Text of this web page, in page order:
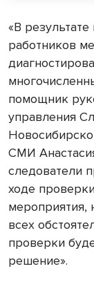
«В
работников
помощник
управления
СМИ
следователи
ходе
мероприятия,
всех
проверки
решение».